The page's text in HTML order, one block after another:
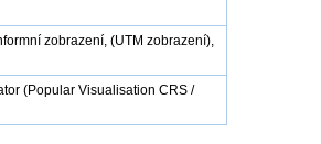
zobrazení, (UTM zobrazení),
(Popular Visualisation CRS /